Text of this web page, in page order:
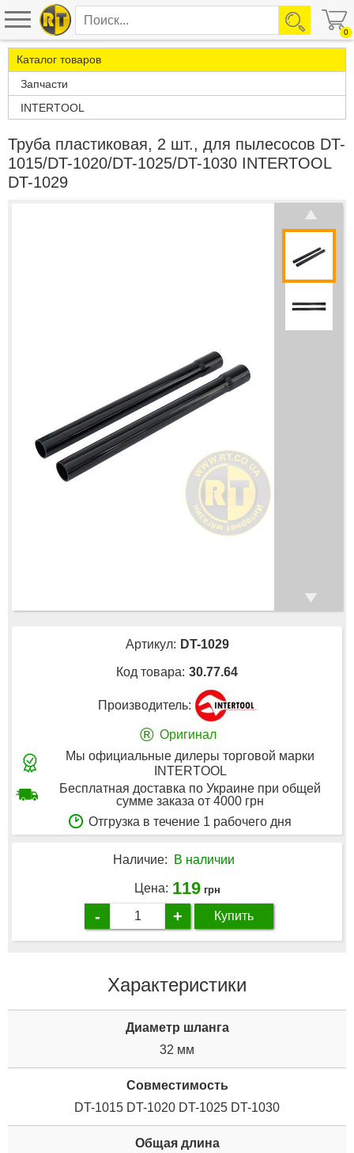
0
Каталог товаров
Запчасти
INTERTOOL
Труба пластиковая, 2 шт., для пылесосов DT-
1015/DT-1020/DT-1025/DT-1030 INTERTOOL
DT-1029
Артикул: DT-1029
Код товара: 30.77.64
Производитель:
® Оригинал
Мы официальные дилеры торговой марки
INTERTOOL
Бесплатная доставка по Украине при общей
сумме заказа от 4000 грн
Отгрузка в течение 1 рабочего дня
Наличие: В наличии
Цена: 119 грн
- + Купить
Характеристики
Диаметр шланга
32 мм
Совместимость
DT-1015 DT-1020 DT-1025 DT-1030
Общая длина